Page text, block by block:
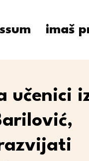
imaš
učenici